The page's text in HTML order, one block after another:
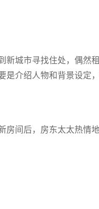
新城市寻找住处，偶然
是介绍人物和背景设定
房间后，房东太太热情